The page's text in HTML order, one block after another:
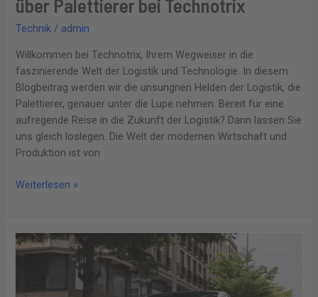
über Palettierer bei Technotrix
Technik / admin
Willkommen bei Technotrix, Ihrem Wegweiser in die
faszinierende Welt der Logistik und Technologie. In diesem
Blogbeitrag werden wir die unsungnen Helden der Logistik, die
Palettierer, genauer unter die Lupe nehmen. Bereit für eine
aufregende Reise in die Zukunft der Logistik? Dann lassen Sie
uns gleich loslegen. Die Welt der modernen Wirtschaft und
Produktion ist von
Weiterlesen »
Gut
gepflegt,
verkauft: